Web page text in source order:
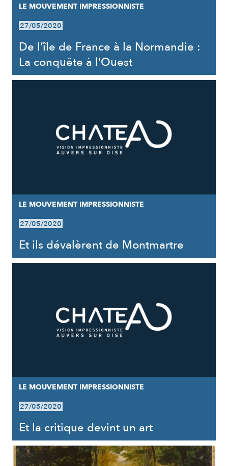
LE MOUVEMENT IMPRESSIONNISTE
27/05/2020
De l’île de France à la Normandie :
La conquête à l’Ouest
LE MOUVEMENT IMPRESSIONNISTE
27/05/2020
Et ils dévalèrent de Montmartre
LE MOUVEMENT IMPRESSIONNISTE
27/05/2020
Et la critique devint un art